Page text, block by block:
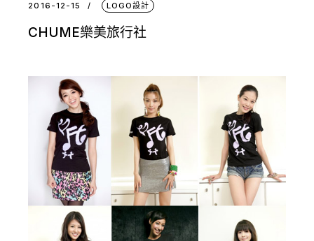
2016-12-15 LOGO設計
CHUME樂美旅行社